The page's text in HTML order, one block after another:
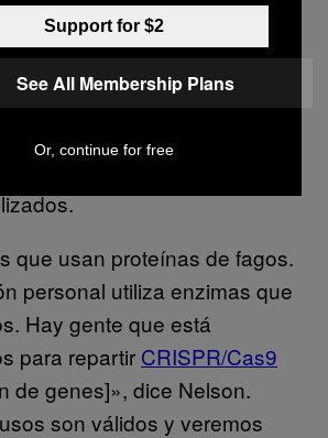
utilizar para reemplazar a
eco de este sentimiento y
investigación de Chan es
más en que los fagos
que usan proteínas de fagos.
personal utiliza enzimas que
Hay gente que está
para repartir CRISPR/Cas9
de genes]», dice Nelson.
son válidos y veremos
Support for $2
See All Membership Plans
Or, continue for free